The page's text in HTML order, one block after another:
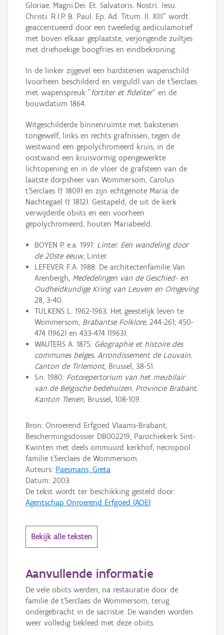
Gloriae. Magni.Dei. Et. Salvatoris. Nostri. Jesu.
Christi. R.I.P. B. Paul. Ep. Ad. Titum. II. XIII" wordt
geaccentueerd door een tweeledig aediculamotief
met boven elkaar geplaatste, verjongende zuiltjes
met driehoekige boogfries en eindbekroning.
In de linker zijgevel een hardstenen wapenschild
(voorheen beschilderd en verguld) van de t’Serclaes
met wapenspreuk "fortiter et fideliter" en de
bouwdatum 1864.
Witgeschilderde binnenruimte met bakstenen
tongewelf, links en rechts grafnissen, tegen de
westwand een gepolychromeerd kruis, in de
oostwand een kruisvormig opengewerkte
lichtopening en in de vloer de grafsteen van de
laatste dorpsheer van Wommersom, Carolus
t’Serclaes († 1809) en zijn echtgenote Maria de
Nachtegael († 1812). Gestapeld, de uit de kerk
verwijderde obiits en een voorheen
gepolychromeerd, houten Mariabeeld.
BOYEN P. e.a. 1991: Linter. Een wandeling door
de 20ste eeuw, Linter.
LEFEVER F.A. 1988: De architectenfamilie Van
Arenbergh, Mededelingen van de Geschied- en
Oudheidkundige Kring van Leuven en Omgeving
28, 3-40.
TULKENS L. 1962-1963: Het geestelijk leven te
Wommersom, Brabantse Folklore, 244-261; 450-
474 (1962) en 433-474 (1963).
WAUTERS A. 1875: Géographie et histoire des
communes belges. Arrondissement de Louvain.
Canton de Tirlemont, Brussel, 38-51.
S.n. 1980: Fotorepertorium van het meubilair
van de Belgische bedehuizen. Provincie Brabant.
Kanton Tienen, Brussel, 108-109.
Bron: Onroerend Erfgoed Vlaams-Brabant,
Beschermingsdossier DB002219, Parochiekerk Sint-
Kwinten met deels ommuurd kerkhof, necropool
familie t'Serclaes de Wommersom.
Auteurs: Paesmans, Greta
Datum: 2003
De tekst wordt ter beschikking gesteld door:
Agentschap Onroerend Erfgoed (AOE)
Bekijk alle teksten
Aanvullende informatie
De vele obiits werden, na restauratie door de
familie de t'Serclaes de Wommersom, terug
ondergebracht in de sacristie. De wanden worden
weer volledig bekleed met deze obiits.